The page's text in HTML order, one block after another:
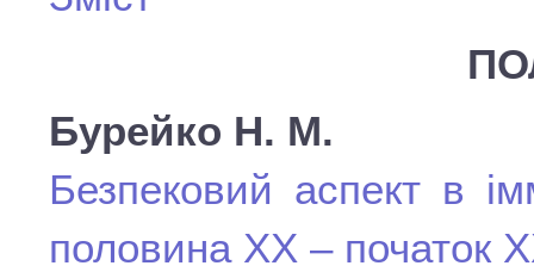
Бурейко Н. М.
Безпековий аспект в
половина ХХ – початок